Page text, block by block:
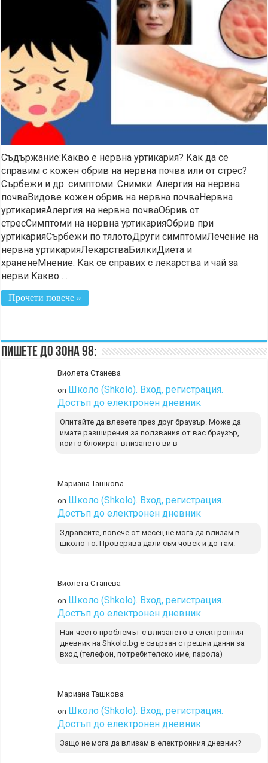
Съдържание:Какво е нервна уртикария? Как да се
справим с кожен обрив на нервна почва или от стрес?
Сърбежи и др. симптоми. Снимки. Алергия на нервна
почваВидове кожен обрив на нервна почваНервна
уртикарияАлергия на нервна почваОбрив от
стресСимптоми на нервна уртикарияОбрив при
уртикарияСърбежи по тялотоДруги симптомиЛечение на
нервна уртикарияЛекарстваБилкиДиета и
храненеМнение: Как се справих с лекарства и чай за
нерви Какво …
Прочети повече »
Пишете до Зона 98:
Виолета Станева
on Школо (Shkolo). Вход, регистрация.
Достъп до електронен дневник
Опитайте да влезете през друг браузър. Може да
имате разширения за ползвания от вас браузър,
които блокират влизането ви в
Мариана Ташкова
on Школо (Shkolo). Вход, регистрация.
Достъп до електронен дневник
Здравейте, повече от месец не мога да влизам в
школо то. Проверява дали съм човек и до там.
Виолета Станева
on Школо (Shkolo). Вход, регистрация.
Достъп до електронен дневник
Най-често проблемът с влизането в електронния
дневник на Shkolo.bg е свързан с грешни данни за
вход (телефон, потребителско име, парола)
Мариана Ташкова
on Школо (Shkolo). Вход, регистрация.
Достъп до електронен дневник
Защо не мога да влизам в електронния дневник?